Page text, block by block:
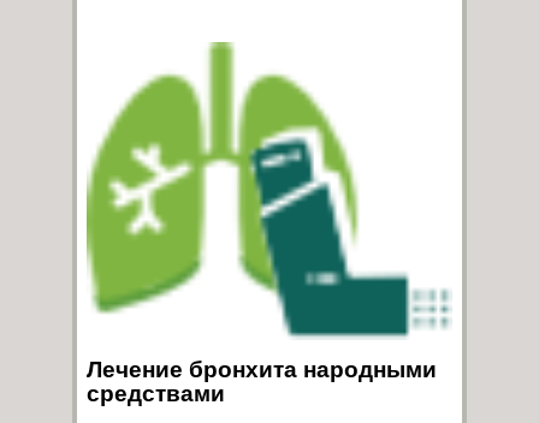
Лечение бронхита народными
средствами